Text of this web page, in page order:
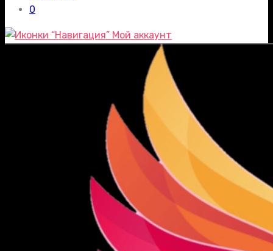
0
Мой аккаунт